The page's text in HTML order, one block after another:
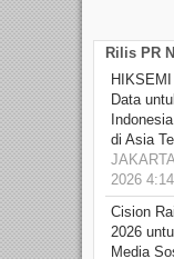
Rilis PR
Data
di Asia
2026
Cision
2026
Media